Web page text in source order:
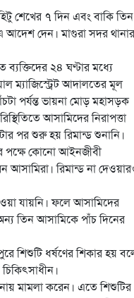
শেখের ৭ দিন এবং বাকি
আদেশ দেন। মাগুরা সদর থানার
২৪ ঘণ্টার মধ্যে
ম্যাজিস্ট্রেট আদালতের মূল
পর্যন্ত ভায়না মোড় মহাসড়ক
আসামিদের নিরাপত্তা
পর শুরু হয় রিমান্ড শুনানি।
পক্ষে কোনো আইনজীবী
রিমান্ড না
যায়নি। ফলে আসামিদের
তিন আসামিকে পাঁচ দিনের
শিশুটি ধর্ষণের শিকার হয়
মামলা করেন। এতে শিশুটির